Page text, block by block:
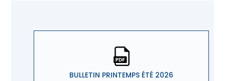
BULLETIN PRINTEMPS ÉTÉ 2026